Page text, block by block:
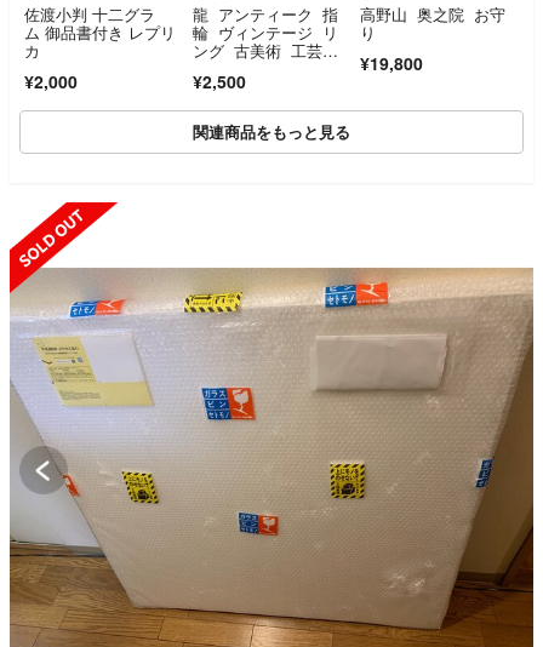
佐渡小判 十二グラ
ム 御品書付き レプリ
カ
¥2,000
龍 アンティーク 指
輪 ヴィンテージ リ
ング 古美術 工芸
¥2,500
高野山 奥之院 お守
り
¥19,800
関連商品をもっと見る